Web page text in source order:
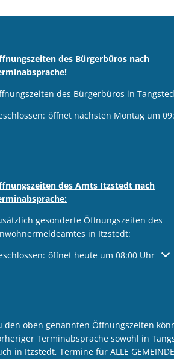
des Bürgerbüros nach
des Bürgerbüros in
um weitere Öffnungs- oder
öffnet nächsten Montag um
des Amts Itzstedt nach
gesonderte Öffnungszeiten des
in Itzstedt:
um weitere Öffnungs- oder
öffnet heute um 08:00 Uhr
den oben genannten Öffnungszeiten
Terminabsprache sowohl in
in Itzstedt, Termine für ALLE